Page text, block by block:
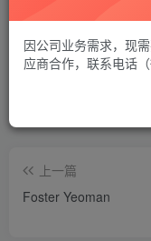
上一篇
Foster Yeoman
因公司业务需求，现
应商合作，联系电话